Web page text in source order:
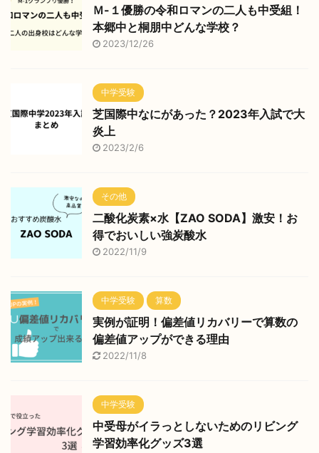
Ｍ-１優勝の令和ロマンの二人も中受組！
本郷中と桐朋中どんな学校？
2023/12/26
中学受験
芝国際中なにがあった？2023年入試で大
炎上
2023/2/6
その他
二酸化炭素×水【ZAO SODA】激安！お
得でおいしい強炭酸水
2022/11/9
中学受験 算数
実例が証明！偏差値リカバリーで算数の
偏差値アップができる理由
2022/11/8
中学受験
中受母がイラっとしないためのリビング
学習効率化グッズ3選